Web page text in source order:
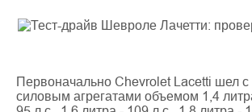
Первоначально Chevrolet Lacetti шел
силовым агрегатами объемом 1,4